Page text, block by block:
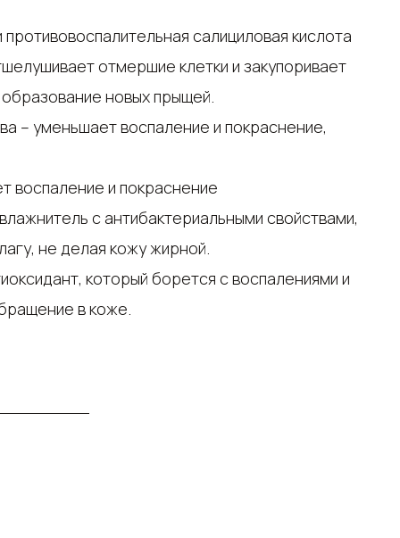
отмершие клетки и закупоривает
новых прыщей.
воспаление и покраснение
не делая кожу жирной.
в коже.